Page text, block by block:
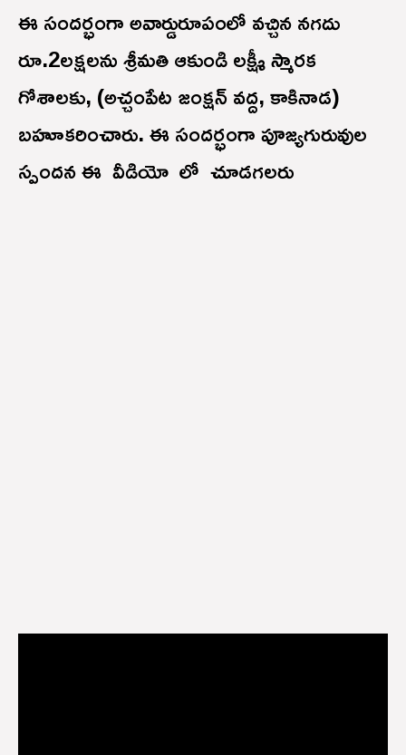
ఈ సందర్భంగా అవార్డురూపంలో వచ్చిన నగదు
రూ.2లక్షలను శ్రీమతి ఆకుండి లక్ష్మీ స్మారక
గోశాలకు, (అచ్చంపేట జంక్షన్ వద్ద, కాకినాడ)
బహూకరించారు. ఈ సందర్భంగా పూజ్యగురువుల
స్పందన ఈ వీడియో లో చూడగలరు